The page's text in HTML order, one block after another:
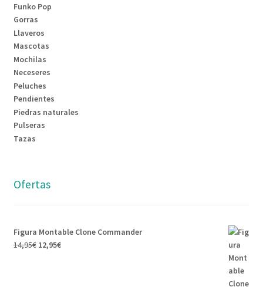
Funko Pop
Gorras
Llaveros
Mascotas
Mochilas
Neceseres
Peluches
Pendientes
Piedras naturales
Pulseras
Tazas
Ofertas
Figura Montable Clone Commander
14,95€ 12,95€